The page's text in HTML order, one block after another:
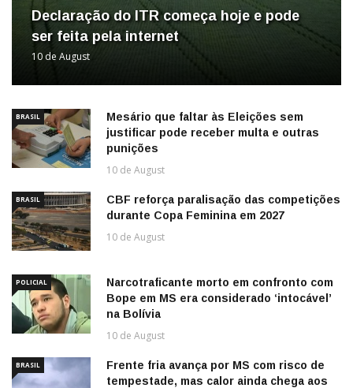
Declaração do ITR começa hoje e pode
ser feita pela internet
10 de August
BRASIL
Mesário que faltar às Eleições sem
justificar pode receber multa e outras
punições
10 de August
BRASIL
CBF reforça paralisação das competições
durante Copa Feminina em 2027
10 de August
POLICIAL
Narcotraficante morto em confronto com
Bope em MS era considerado ‘intocável’
na Bolívia
10 de August
BRASIL
Frente fria avança por MS com risco de
tempestade, mas calor ainda chega aos